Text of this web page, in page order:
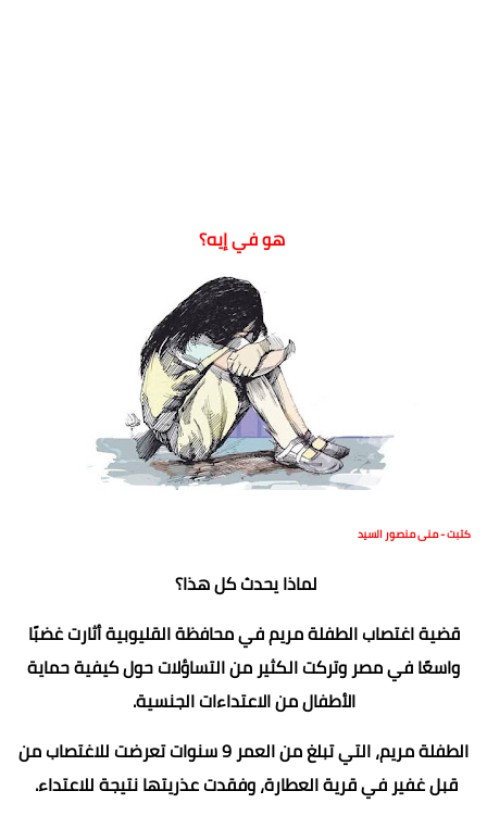
هو في إيه؟
كتبت - منى منصور السيد
لماذا يحدث كل هذا؟
قضية اغتصاب الطفلة مريم في محافظة القليوبية أثارت غضبًا
واسعًا في مصر وتركت الكثير من التساؤلات حول كيفية حماية
الأطفال من الاعتداءات الجنسية.
الطفلة مريم، التي تبلغ من العمر 9 سنوات تعرضت للاغتصاب من
قبل غفير في قرية العطارة، وفقدت عذريتها نتيجة للاعتداء.